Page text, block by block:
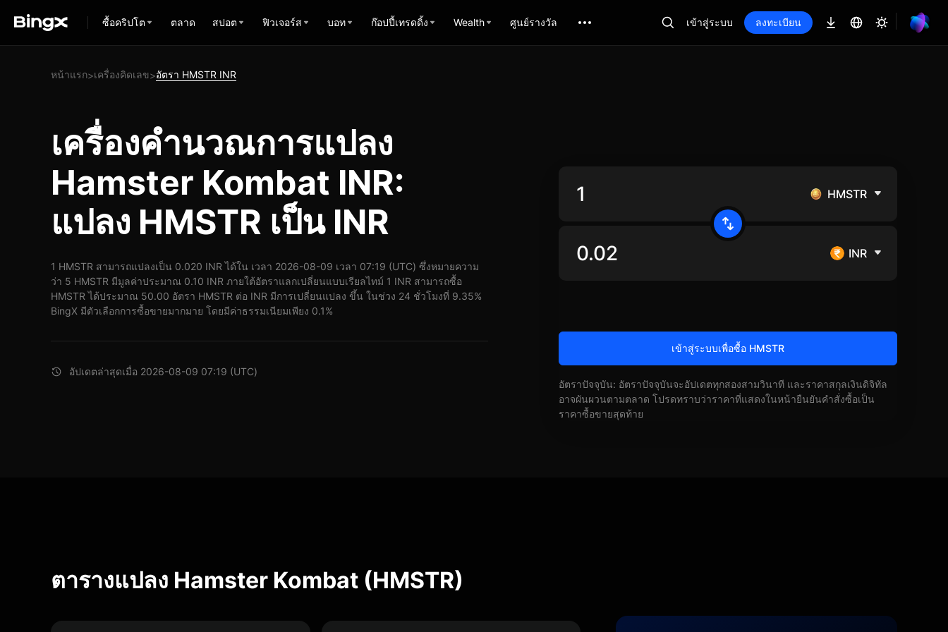
ซื้อคริปโต ตลาด สปอต ฟิวเจอร์ส บอท ก๊อปปี้เทรดดิ้ง Wealth ศูนย์รางวัล เข้าสู่ระบบ ลงทะเบียน
หน้าแรก>เครื่องคิดเลข>อัตรา HMSTR INR
เครื่องคำนวณการแปลง
Hamster Kombat INR:
แปลง HMSTR เป็น INR
1 HMSTR สามารถแปลงเป็น 0.020 INR ได้ใน เวลา 2026-08-09 เวลา 07:19 (UTC) ซึ่งหมายความ
ว่า 5 HMSTR มีมูลค่าประมาณ 0.10 INR ภายใต้อัตราแลกเปลี่ยนแบบเรียลไทม์ 1 INR สามารถซื้อ
HMSTR ได้ประมาณ 50.00 อัตรา HMSTR ต่อ INR มีการเปลี่ยนแปลง ขึ้น ในช่วง 24 ชั่วโมงที่ 9.35%
BingX มีตัวเลือกการซื้อขายมากมาย โดยมีค่าธรรมเนียมเพียง 0.1%
อัปเดตล่าสุดเมื่อ 2026-08-09 07:19 (UTC)
HMSTR
INR
เข้าสู่ระบบเพื่อซื้อ HMSTR
อัตราปัจจุบัน: อัตราปัจจุบันจะอัปเดตทุกสองสามวินาที และราคาสกุลเงินดิจิทัล
อาจผันผวนตามตลาด โปรดทราบว่าราคาที่แสดงในหน้ายืนยันคำสั่งซื้อเป็น
ราคาซื้อขายสุดท้าย
ตารางแปลง Hamster Kombat (HMSTR)